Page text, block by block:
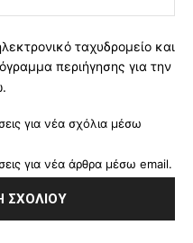
ταχυδρομείο και
περιήγησης για την
για νέα σχόλια μέσω
για νέα άρθρα μέσω email.